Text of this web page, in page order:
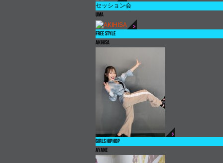
セッション会
UMA
FREE STYLE
AKIHISA
GIRLS HIPHOP
AYANE